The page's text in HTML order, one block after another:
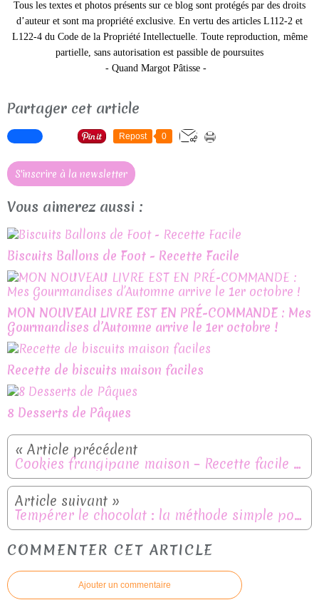
Tous les textes et photos présents sur ce blog sont protégés par des droits
d’auteur et sont ma propriété exclusive. En vertu des articles L112-2 et
L122-4 du Code de la Propriété Intellectuelle. Toute reproduction, même
partielle, sans autorisation est passible de poursuites
- Quand Margot Pâtisse -
Partager cet article
Repost 0
S'inscrire à la newsletter
Vous aimerez aussi :
Biscuits Ballons de Foot - Recette Facile
MON NOUVEAU LIVRE EST EN PRÉ-COMMANDE : Mes
Gourmandises d’Automne arrive le 1er octobre !
Recette de biscuits maison faciles
8 Desserts de Pâques
Cookies frangipane maison – Recette facile et ultra gourmande
Tempérer le chocolat : la méthode simple pour un chocolat brillant et croquant
COMMENTER CET ARTICLE
Ajouter un commentaire